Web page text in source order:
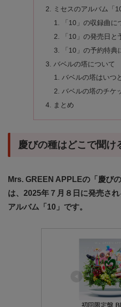
ミセスのアルバム「
「10」の収録曲に
「10」の発売日と
「10」の予約特典
バベルの塔について
バベルの塔はいつ
バベルの塔のチケ
まとめ
慶びの種はどこで聞け
Mrs. GREEN APPLEの「慶び
は、2025年７月８日に発売さ
アルバム「10」です。